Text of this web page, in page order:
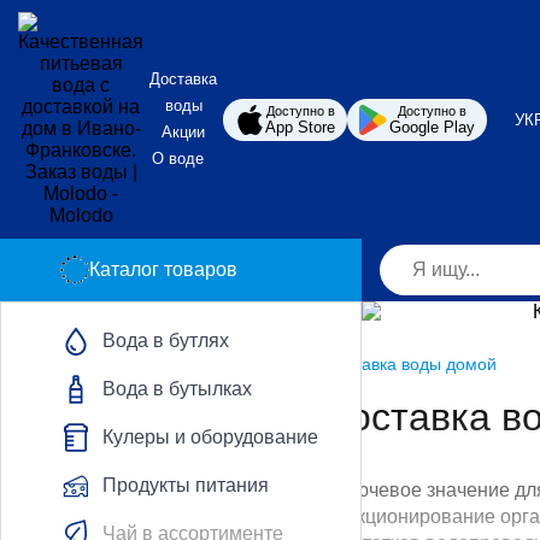
Доставка
воды
Акции
О воде
Доступно в
App Store
Доступно в
Google Play
Вода в бутлях
Вода в бутылках
Кулеры и оборудование
Продукты питания
Чай в ассортименте
Каталог товаров
Доставка воды домой
Доставка
Чистая питьевая вода имеет ключевое значение
поддерживать нормальное функционирование